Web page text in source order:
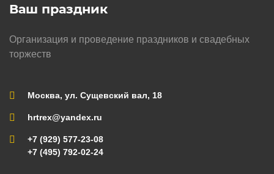
Ваш праздник
Организация и проведение праздников и свадебных
торжеств
Москва, ул. Сущевский вал, 18
hrtrex@yandex.ru
+7 (929) 577-23-08
+7 (495) 792-02-24